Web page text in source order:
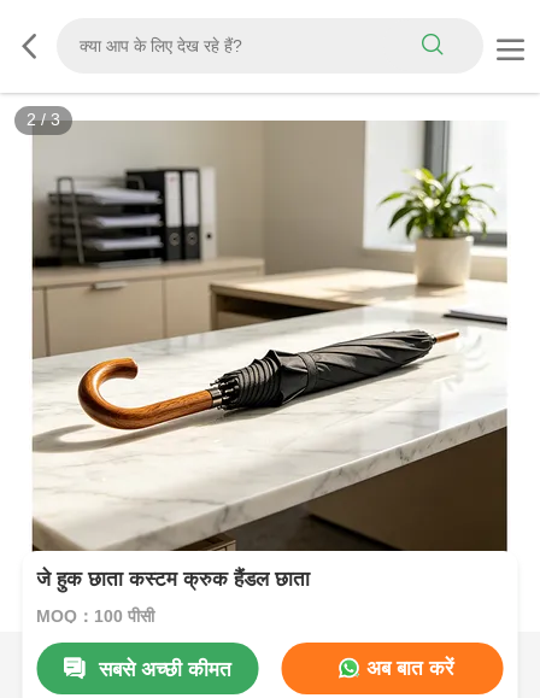
2/3
जे हुक छाता कस्टम क्रुक हैंडल छाता
MOQ：100 पीसी
सबसे अच्छी कीमत अब बात करें